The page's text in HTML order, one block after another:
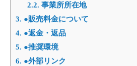
2.2. 事業所所在地
3. ●販売料金について
4. ●返金・返品
5. ●推奨環境
6. ●外部リンク